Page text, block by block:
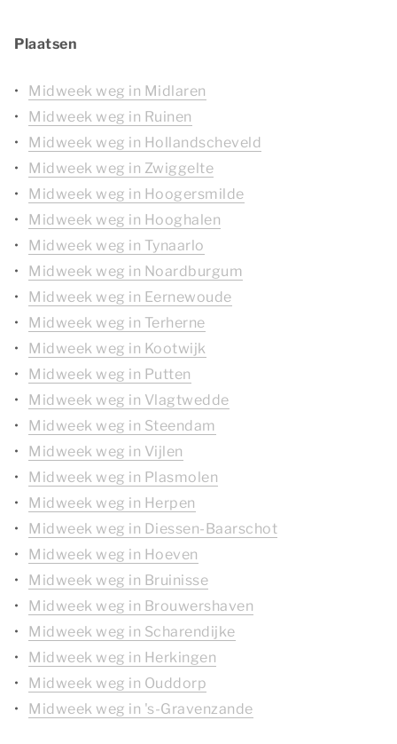
Plaatsen
Midweek weg in Midlaren
Midweek weg in Ruinen
Midweek weg in Hollandscheveld
Midweek weg in Zwiggelte
Midweek weg in Hoogersmilde
Midweek weg in Hooghalen
Midweek weg in Tynaarlo
Midweek weg in Noardburgum
Midweek weg in Eernewoude
Midweek weg in Terherne
Midweek weg in Kootwijk
Midweek weg in Putten
Midweek weg in Vlagtwedde
Midweek weg in Steendam
Midweek weg in Vijlen
Midweek weg in Plasmolen
Midweek weg in Herpen
Midweek weg in Diessen-Baarschot
Midweek weg in Hoeven
Midweek weg in Bruinisse
Midweek weg in Brouwershaven
Midweek weg in Scharendijke
Midweek weg in Herkingen
Midweek weg in Ouddorp
Midweek weg in 's-Gravenzande